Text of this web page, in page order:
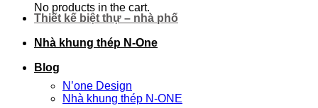
No products in the cart.
Thiết kế biệt thự – nhà phố
Nhà khung thép N-One
Blog
N’one Design
Nhà khung thép N-ONE